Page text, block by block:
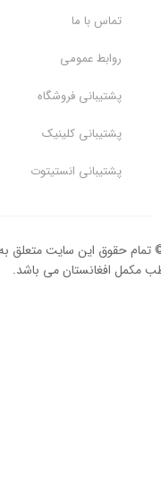
تماس با ما
روابط عمومی
پشتیبانی فروشگاه
پشتیبانی کلینیک
پشتیبانی انستیتوت
تمام حقوق این سایت متعلق به
مکمل افغانستان می باشد.